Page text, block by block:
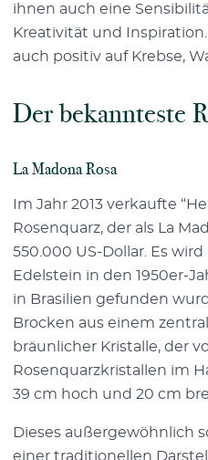
ihnen auch eine
Kreativität und
auch positiv auf Krebse,
Der bekannteste
La Madona Rosa
Im Jahr 2013 verkaufte
Rosenquarz, der als La
550.000 US-Dollar. Es
Edelstein in den 1950er-
in Brasilien gefunden
Brocken aus einem
bräunlicher Kristalle, der
Rosenquarzkristallen im
39 cm hoch und 20 cm
Dieses außergewöhnlich
einer traditionellen